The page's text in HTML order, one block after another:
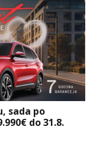
sada po
do 31.8.